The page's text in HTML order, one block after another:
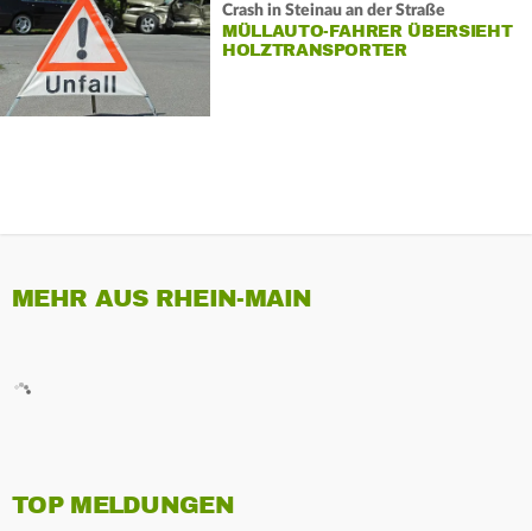
Crash in Steinau an der Straße
MÜLLAUTO-FAHRER ÜBERSIEHT
HOLZTRANSPORTER
MEHR AUS RHEIN-MAIN
TOP MELDUNGEN